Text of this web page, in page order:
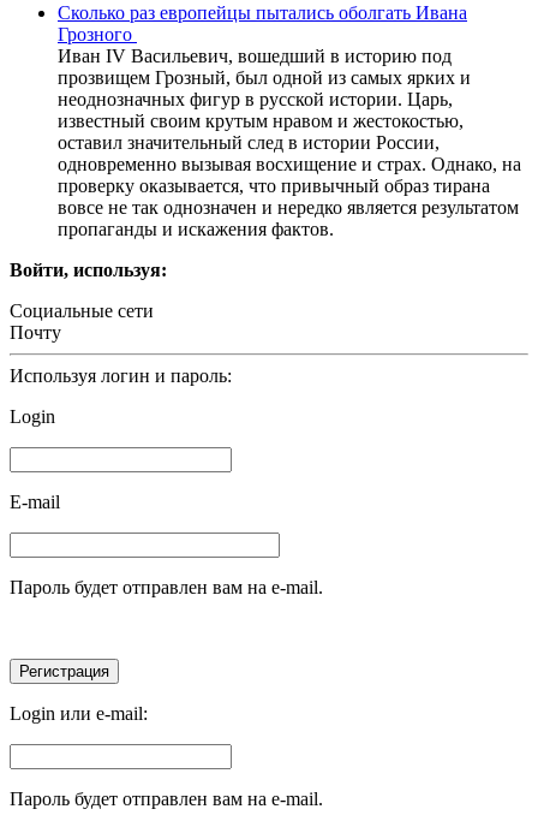
Сколько раз европейцы пытались оболгать Ивана
Грозного
Иван IV Васильевич, вошедший в историю под
прозвищем Грозный, был одной из самых ярких и
неоднозначных фигур в русской истории. Царь,
известный своим крутым нравом и жестокостью,
оставил значительный след в истории России,
одновременно вызывая восхищение и страх. Однако, на
проверку оказывается, что привычный образ тирана
вовсе не так однозначен и нередко является результатом
пропаганды и искажения фактов.
Войти, используя:
Социальные сети
Почту
Используя логин и пароль:
Login
E-mail
Пароль будет отправлен вам на e-mail.
Login или e-mail:
Пароль будет отправлен вам на e-mail.